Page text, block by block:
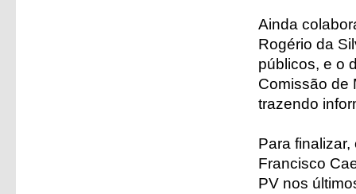
Ainda
Rogério da
públicos, e o
Comissão de
trazendo
Para
Francisco
PV nos